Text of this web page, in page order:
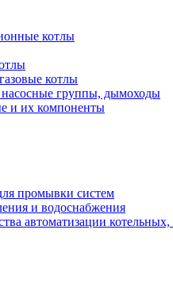
котлы
котлы
насосные группы, дымоходы
и их компоненты
промывки систем
и водоснабжения
автоматизации